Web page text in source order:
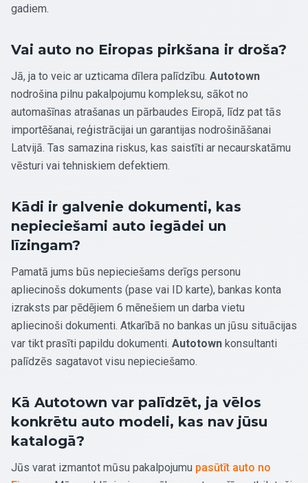
gadiem.
Vai auto no Eiropas pirkšana ir droša?
Jā, ja to veic ar uzticama dīlera palīdzību. Autotown
nodrošina pilnu pakalpojumu kompleksu, sākot no
automašīnas atrašanas un pārbaudes Eiropā, līdz pat tās
importēšanai, reģistrācijai un garantijas nodrošināšanai
Latvijā. Tas samazina riskus, kas saistīti ar necaurskatāmu
vēsturi vai tehniskiem defektiem.
Kādi ir galvenie dokumenti, kas
nepieciešami auto iegādei un
līzingam?
Pamatā jums būs nepieciešams derīgs personu
apliecinošs dokuments (pase vai ID karte), bankas konta
izraksts par pēdējiem 6 mēnešiem un darba vietu
apliecinoši dokumenti. Atkarībā no bankas un jūsu situācijas
var tikt prasīti papildu dokumenti. Autotown konsultanti
palīdzēs sagatavot visu nepieciešamo.
Kā Autotown var palīdzēt, ja vēlos
konkrētu auto modeli, kas nav jūsu
katalogā?
Jūs varat izmantot mūsu pakalpojumu pasūtīt auto no